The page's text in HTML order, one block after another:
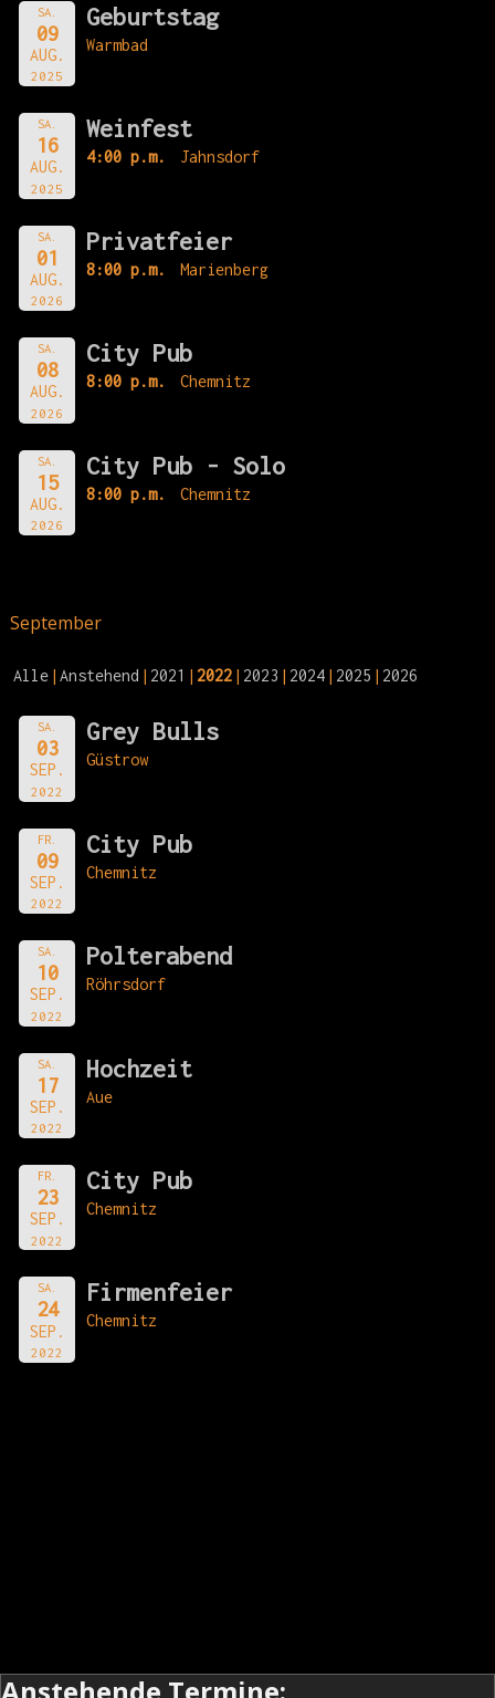
SA.
09
AUG.
2025
Geburtstag
Warmbad
SA.
16
AUG.
2025
Weinfest
4:00 p.m. Jahnsdorf
SA.
01
AUG.
2026
Privatfeier
8:00 p.m. Marienberg
SA.
08
AUG.
2026
City Pub
8:00 p.m. Chemnitz
SA.
15
AUG.
2026
City Pub - Solo
8:00 p.m. Chemnitz
September
Alle Anstehend 2021 2022 2023 2024 2025 2026
SA.
03
SEP.
2022
Grey Bulls
Güstrow
FR.
09
SEP.
2022
City Pub
Chemnitz
SA.
10
SEP.
2022
Polterabend
Röhrsdorf
SA.
17
SEP.
2022
Hochzeit
Aue
FR.
23
SEP.
2022
City Pub
Chemnitz
SA.
24
SEP.
2022
Firmenfeier
Chemnitz